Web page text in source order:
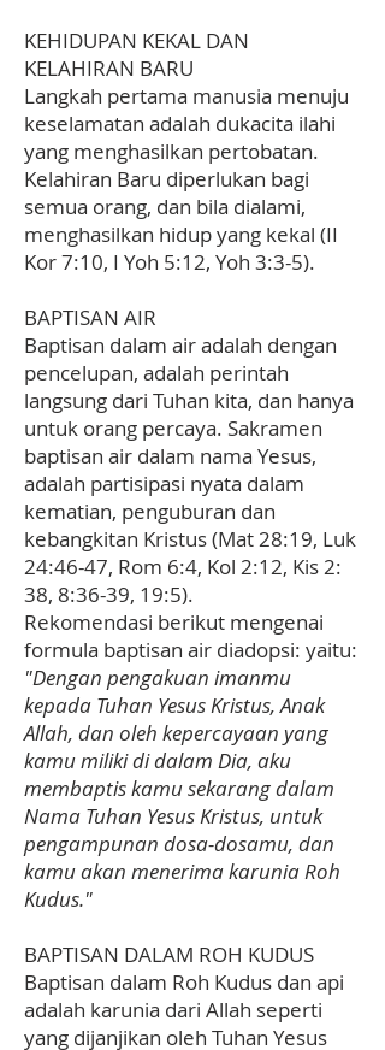
KEHIDUPAN KEKAL DAN
KELAHIRAN BARU
Langkah pertama manusia menuju
keselamatan adalah dukacita ilahi
yang menghasilkan pertobatan.
Kelahiran Baru diperlukan bagi
semua orang, dan bila dialami,
menghasilkan hidup yang kekal (II
Kor 7:10, I Yoh 5:12, Yoh 3:3-5).
BAPTISAN AIR
Baptisan dalam air adalah dengan
pencelupan, adalah perintah
langsung dari Tuhan kita, dan hanya
untuk orang percaya. Sakramen
baptisan air dalam nama Yesus,
adalah partisipasi nyata dalam
kematian, penguburan dan
kebangkitan Kristus (Mat 28:19, Luk
24:46-47, Rom 6:4, Kol 2:12, Kis 2:
38, 8:36-39, 19:5).
Rekomendasi berikut mengenai
formula baptisan air diadopsi: yaitu:
"Dengan pengakuan imanmu
kepada Tuhan Yesus Kristus, Anak
Allah, dan oleh kepercayaan yang
kamu miliki di dalam Dia, aku
membaptis kamu sekarang dalam
Nama Tuhan Yesus Kristus, untuk
pengampunan dosa-dosamu, dan
kamu akan menerima karunia Roh
Kudus."
BAPTISAN DALAM ROH KUDUS
Baptisan dalam Roh Kudus dan api
adalah karunia dari Allah seperti
yang dijanjikan oleh Tuhan Yesus